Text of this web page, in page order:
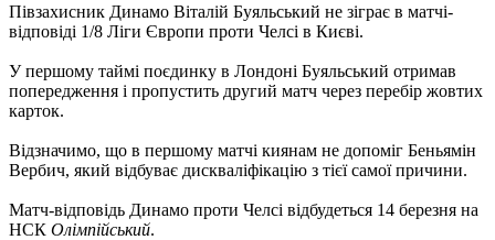
Півзахисник Динамо Віталій Буяльський не зіграє в матчі-
відповіді 1/8 Ліги Європи проти Челсі в Києві.
У першому таймі поєдинку в Лондоні Буяльський отримав
попередження і пропустить другий матч через перебір жовтих
карток.
Відзначимо, що в першому матчі киянам не допоміг Беньямін
Вербич, який відбуває дискваліфікацію з тієї самої причини.
Матч-відповідь Динамо проти Челсі відбудеться 14 березня на
НСК Олімпійський.